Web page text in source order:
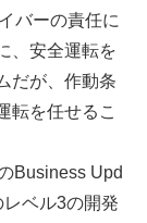
バーの責任に
、安全運転を
だが、作動条
転を任せるこ
Business Upd
ベル3の開発